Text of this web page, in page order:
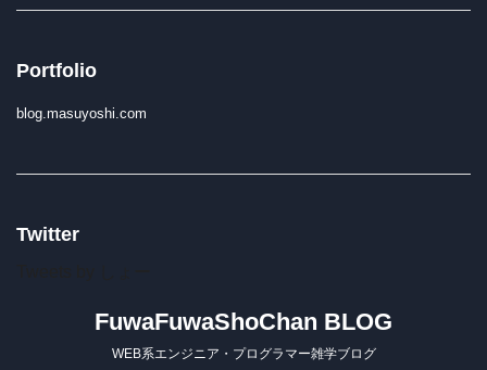
Portfolio
blog.masuyoshi.com
Twitter
FuwaFuwaShoChan BLOG
WEB系エンジニア・プログラマー雑学ブログ